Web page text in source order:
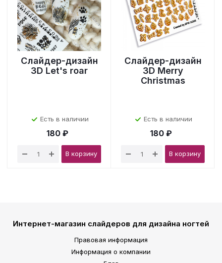
Слайдер-дизайн
3D Let's roar
Есть в наличии
180 ₽
В корзину
Слайдер-дизайн
3D Merry
Christmas
Есть в наличии
180 ₽
В корзину
Интернет-магазин слайдеров для дизайна ногтей
Правовая информация
Информация о компании